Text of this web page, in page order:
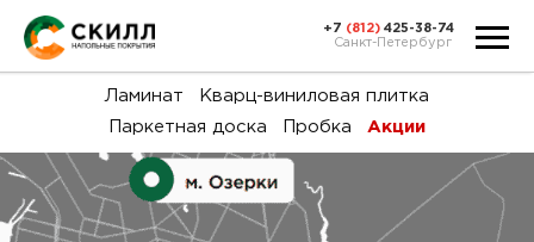
+7 (812) 425-38-74
Санкт-Петербург
Ламинат
Кварц-виниловая плитка
Паркетная доска
Пробка Акции